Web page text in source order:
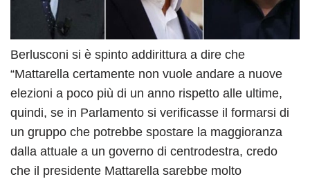
Berlusconi si è spinto addirittura a dire che
“Mattarella certamente non vuole andare a nuove
elezioni a poco più di un anno rispetto alle ultime,
quindi, se in Parlamento si verificasse il formarsi di
un gruppo che potrebbe spostare la maggioranza
dalla attuale a un governo di centrodestra, credo
che il presidente Mattarella sarebbe molto